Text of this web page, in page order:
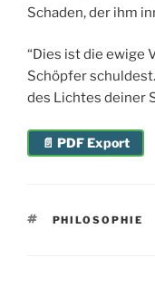
Schaden, der ihm
“Dies ist die ewige
Schöpfer
des Lichtes deiner
📄 PDF Export
SCHLAGWÖRTER
PHILOSOPHIE